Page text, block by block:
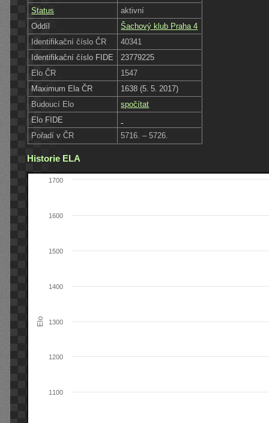
Status
aktivní
Oddíl
Šachový klub Praha 4
Identifikační číslo ČR
40341
Identifikační číslo FIDE
23779225
Elo ČR
1547
Maximum Ela ČR
1638 (5. 5. 2017)
Budoucí Elo
spočítat
Elo FIDE
Pořadí v ČR
5716. – 5726.
Historie ELA
Elo
1100
1200
1300
1400
1500
1600
1700